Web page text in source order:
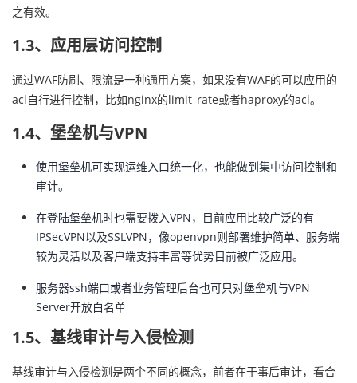
之有效。
1.3、应用层访问控制
通过WAF防刷、限流是一种通用方案，如果没有WAF的可以应用的
acl自行进行控制，比如nginx的limit_rate或者haproxy的acl。
1.4、堡垒机与VPN
使用堡垒机可实现运维入口统一化，也能做到集中访问控制和
审计。
在登陆堡垒机时也需要拨入VPN，目前应用比较广泛的有
IPSecVPN以及SSLVPN，像openvpn则部署维护简单、服务端
较为灵活以及客户端支持丰富等优势目前被广泛应用。
服务器ssh端口或者业务管理后台也可只对堡垒机与VPN
Server开放白名单
1.5、基线审计与入侵检测
基线审计与入侵检测是两个不同的概念，前者在于事后审计，看合